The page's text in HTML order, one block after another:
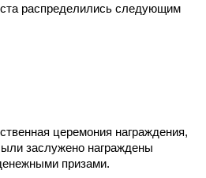
распределились следующим
церемония награждения,
заслужено награждены
призами.